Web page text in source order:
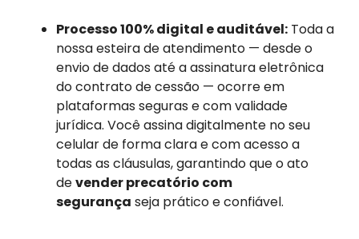
Processo 100% digital e auditável: Toda a
nossa esteira de atendimento — desde o
envio de dados até a assinatura eletrônica
do contrato de cessão — ocorre em
plataformas seguras e com validade
jurídica. Você assina digitalmente no seu
celular de forma clara e com acesso a
todas as cláusulas, garantindo que o ato
devender precatório com
segurança seja prático e confiável.